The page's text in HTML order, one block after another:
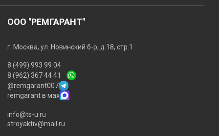
ООО "РЕМГАРАНТ"
г. Москва, ул. Новинский б-р, д.18, стр.1
8 (499) 993 99 04
8 (962) 367 44 41
@remgarant007
remgarant в мах
info@ts-u.ru
stroyaktiv@mail.ru